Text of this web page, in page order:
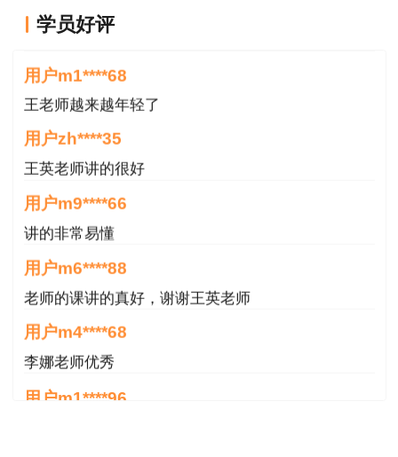
学员好评
用户m2****88
一如既往的好
用户m1****68
王老师越来越年轻了
用户zh****35
王英老师讲的很好
用户m9****66
讲的非常易懂
用户m6****88
老师的课讲的真好，谢谢王英老师
用户m4****68
李娜老师优秀
用户m1****96